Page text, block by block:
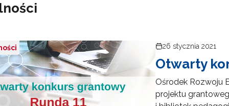
psychologiczno-pedagogiczna"
zawodowe – przygotowanie trenerów"
doradztwo edukacyjno-zawodowe"
modelu SCWEW"
26 stycznia 2021
Otwarty
Ośrodek Rozwoju
projektu